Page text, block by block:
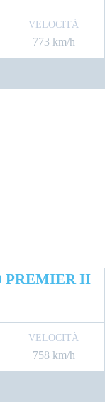
VELOCITÀ
773 km/h
PREMIER II
VELOCITÀ
758 km/h